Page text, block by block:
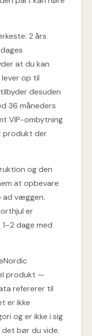
2 års
at du kan
op til
desuden
36 måneders
VIP-ombytning
produkt der
og den
at opbevare
ad væggen.
er
dage med
produkt —
refererer til
er ikke
og er ikke i sig
bør du vide.